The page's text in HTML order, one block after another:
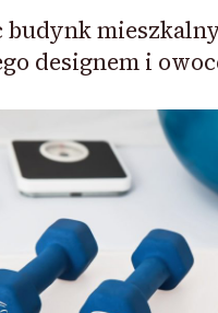
budynk
designem i